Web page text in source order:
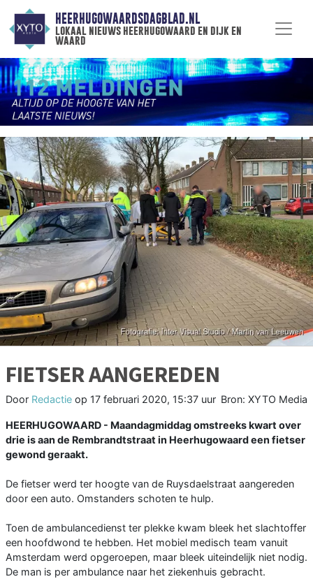
HEERHUGOWAARDSDAGBLAD.NL
lokaal nieuws heerhugowaard en dijk en
waard
FIETSER AANGEREDEN
Door Redactie op 17 februari 2020, 15:37 uur Bron: XYTO Media
HEERHUGOWAARD - Maandagmiddag omstreeks kwart over
drie is aan de Rembrandtstraat in Heerhugowaard een fietser
gewond geraakt.
De fietser werd ter hoogte van de Ruysdaelstraat aangereden
door een auto. Omstanders schoten te hulp.
Toen de ambulancedienst ter plekke kwam bleek het slachtoffer
een hoofdwond te hebben. Het mobiel medisch team vanuit
Amsterdam werd opgeroepen, maar bleek uiteindelijk niet nodig.
De man is per ambulance naar het ziekenhuis gebracht.